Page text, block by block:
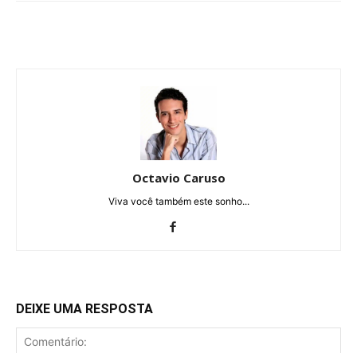
Octavio Caruso
Viva você também este sonho...
DEIXE UMA RESPOSTA